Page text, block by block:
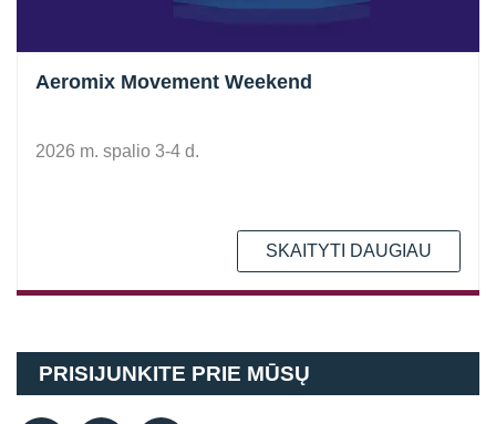
Aeromix Movement Weekend
2026 m. spalio 3-4 d.
SKAITYTI DAUGIAU
PRISIJUNKITE PRIE MŪSŲ